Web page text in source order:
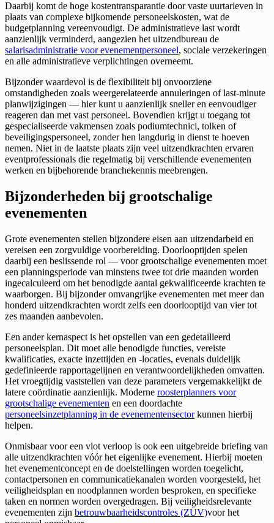
Daarbij komt de hoge kostentransparantie door vaste uurtarieven in
plaats van complexe bijkomende personeelskosten, wat de
budgetplanning vereenvoudigt. De administratieve last wordt
aanzienlijk verminderd, aangezien het uitzendbureau de
salarisadministratie voor evenementpersoneel, sociale verzekeringen
en alle administratieve verplichtingen overneemt.
Bijzonder waardevol is de flexibiliteit bij onvoorziene
omstandigheden zoals weergerelateerde annuleringen of last-minute
planwijzigingen — hier kunt u aanzienlijk sneller en eenvoudiger
reageren dan met vast personeel. Bovendien krijgt u toegang tot
gespecialiseerde vakmensen zoals podiumtechnici, tolken of
beveiligingspersoneel, zonder hen langdurig in dienst te hoeven
nemen. Niet in de laatste plaats zijn veel uitzendkrachten ervaren
eventprofessionals die regelmatig bij verschillende evenementen
werken en bijbehorende branchekennis meebrengen.
Bijzonderheden bij grootschalige
evenementen
Grote evenementen stellen bijzondere eisen aan uitzendarbeid en
vereisen een zorgvuldige voorbereiding. Doorlooptijden spelen
daarbij een beslissende rol — voor grootschalige evenementen moet
een planningsperiode van minstens twee tot drie maanden worden
ingecalculeerd om het benodigde aantal gekwalificeerde krachten te
waarborgen. Bij bijzonder omvangrijke evenementen met meer dan
honderd uitzendkrachten wordt zelfs een doorlooptijd van vier tot
zes maanden aanbevolen.
Een ander kernaspect is het opstellen van een gedetailleerd
personeelsplan. Dit moet alle benodigde functies, vereiste
kwalificaties, exacte inzettijden en -locaties, evenals duidelijk
gedefinieerde rapportagelijnen en verantwoordelijkheden omvatten.
Het vroegtijdig vaststellen van deze parameters vergemakkelijkt de
latere coördinatie aanzienlijk. Moderne roosterplanners voor
grootschalige evenementen en een doordachte
personeelsinzetplanning in de evenementensectorkunnen hierbij
helpen.
Onmisbaar voor een vlot verloop is ook een uitgebreide briefing van
alle uitzendkrachten vóór het eigenlijke evenement. Hierbij moeten
het evenementconcept en de doelstellingen worden toegelicht,
contactpersonen en communicatiekanalen worden voorgesteld, het
veiligheidsplan en noodplannen worden besproken, en specifieke
taken en normen worden overgedragen. Bij veiligheidsrelevante
evenementen zijn betrouwbaarheidscontroles (ZÜV)voor het